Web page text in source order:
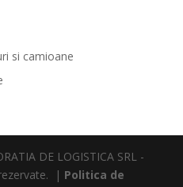
si camioane
DE LOGISTICA SRL -
| Politica de